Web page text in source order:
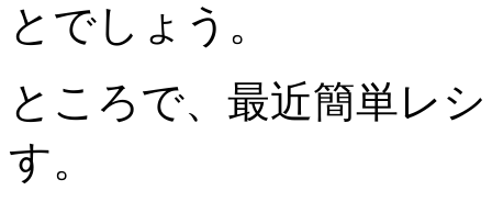
とでしょう。
ところで、最近簡単レ
す。